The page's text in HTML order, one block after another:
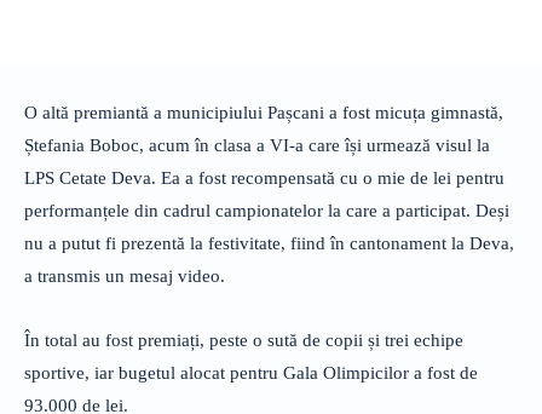
O altă premiantă a municipiului Pașcani a fost micuța gimnastă,
Ștefania Boboc, acum în clasa a VI-a care își urmează visul la
LPS Cetate Deva. Ea a fost recompensată cu o mie de lei pentru
performanțele din cadrul campionatelor la care a participat. Deși
nu a putut fi prezentă la festivitate, fiind în cantonament la Deva,
a transmis un mesaj video.
În total au fost premiați, peste o sută de copii și trei echipe
sportive, iar bugetul alocat pentru Gala Olimpicilor a fost de
93.000 de lei.